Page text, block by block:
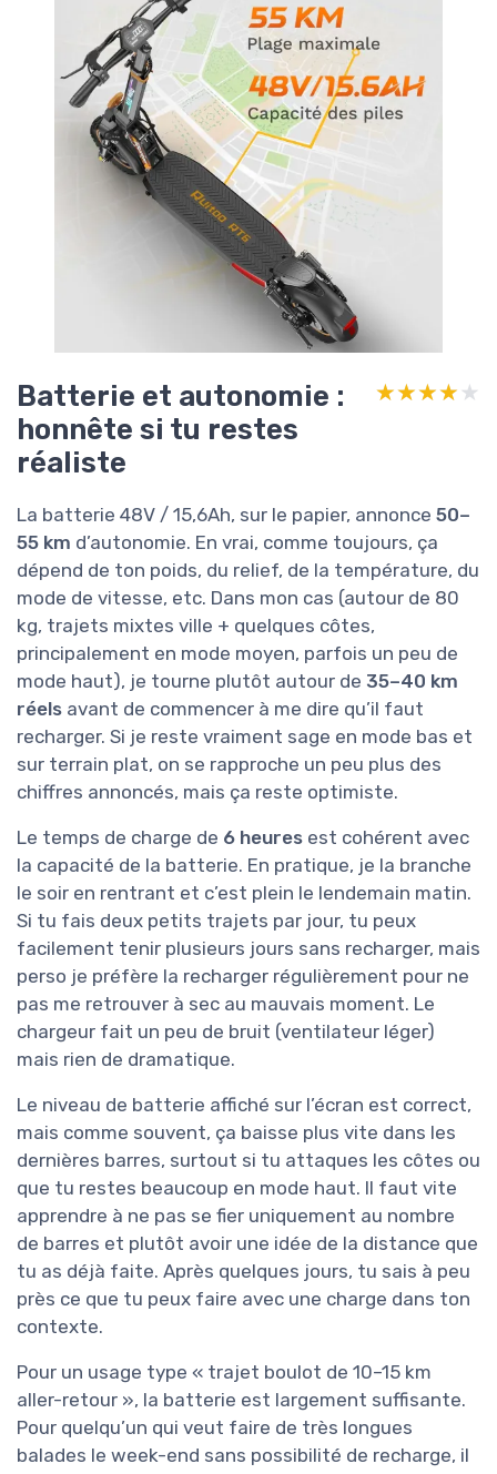
Batterie et autonomie :
honnête si tu restes
réaliste
★★★★★
★★★★★
La batterie 48V / 15,6Ah, sur le papier, annonce 50–
55 km d’autonomie. En vrai, comme toujours, ça
dépend de ton poids, du relief, de la température, du
mode de vitesse, etc. Dans mon cas (autour de 80
kg, trajets mixtes ville + quelques côtes,
principalement en mode moyen, parfois un peu de
mode haut), je tourne plutôt autour de 35–40 km
réels avant de commencer à me dire qu’il faut
recharger. Si je reste vraiment sage en mode bas et
sur terrain plat, on se rapproche un peu plus des
chiffres annoncés, mais ça reste optimiste.
Le temps de charge de 6 heures est cohérent avec
la capacité de la batterie. En pratique, je la branche
le soir en rentrant et c’est plein le lendemain matin.
Si tu fais deux petits trajets par jour, tu peux
facilement tenir plusieurs jours sans recharger, mais
perso je préfère la recharger régulièrement pour ne
pas me retrouver à sec au mauvais moment. Le
chargeur fait un peu de bruit (ventilateur léger)
mais rien de dramatique.
Le niveau de batterie affiché sur l’écran est correct,
mais comme souvent, ça baisse plus vite dans les
dernières barres, surtout si tu attaques les côtes ou
que tu restes beaucoup en mode haut. Il faut vite
apprendre à ne pas se fier uniquement au nombre
de barres et plutôt avoir une idée de la distance que
tu as déjà faite. Après quelques jours, tu sais à peu
près ce que tu peux faire avec une charge dans ton
contexte.
Pour un usage type « trajet boulot de 10–15 km
aller-retour », la batterie est largement suffisante.
Pour quelqu’un qui veut faire de très longues
balades le week-end sans possibilité de recharge, il